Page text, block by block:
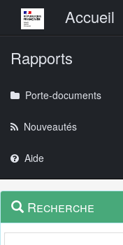
Menu principalAccueil
Rapports
Porte-documents
Nouveautés
Aide
Navigation
outils
Menu
contextuel
Recherche